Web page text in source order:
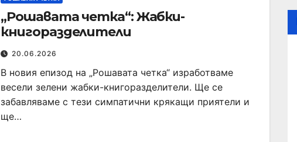
„Рошавата четка“: Жабки-
книгоразделители
20.06.2026
В новия епизод на „Рошавата четка“ изработваме
весели зелени жабки-книгоразделители. Ще се
забавляваме с тези симпатични крякащи приятели и
ще…